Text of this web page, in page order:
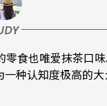
也唯爱抹茶口
种认知度极高的